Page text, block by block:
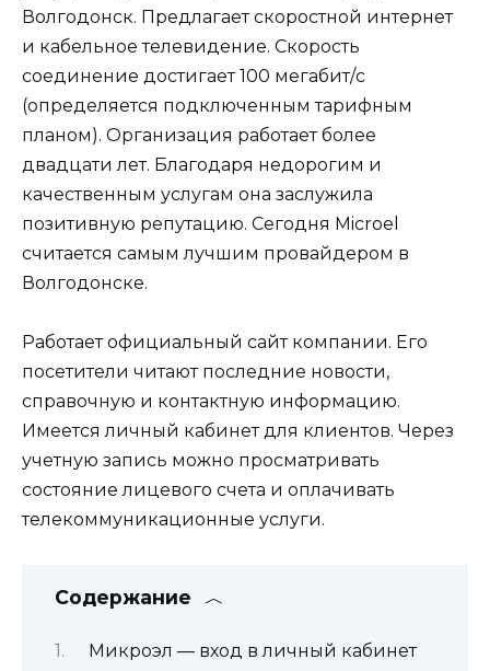
Волгодонск. Предлагает скоростной интернет
и кабельное телевидение. Скорость
соединение достигает 100 мегабит/с
(определяется подключенным тарифным
планом). Организация работает более
двадцати лет. Благодаря недорогим и
качественным услугам она заслужила
позитивную репутацию. Сегодня Microel
считается самым лучшим провайдером в
Волгодонске.
Работает официальный сайт компании. Его
посетители читают последние новости,
справочную и контактную информацию.
Имеется личный кабинет для клиентов. Через
учетную запись можно просматривать
состояние лицевого счета и оплачивать
телекоммуникационные услуги.
Содержание
Микроэл — вход в личный кабинет